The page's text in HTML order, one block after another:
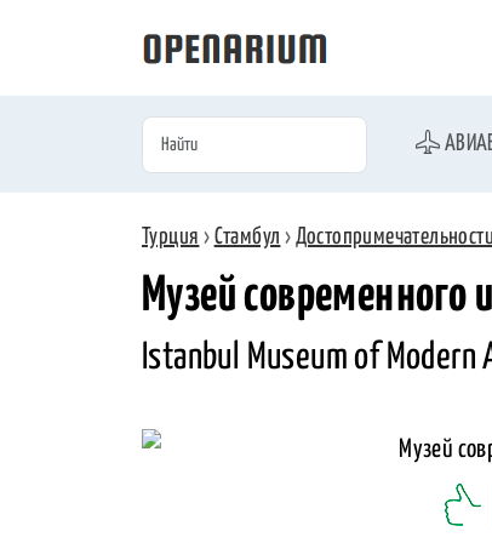
Турция › Стамбул › Достопримечательности
Музей современного
Istanbul Museum of Modern